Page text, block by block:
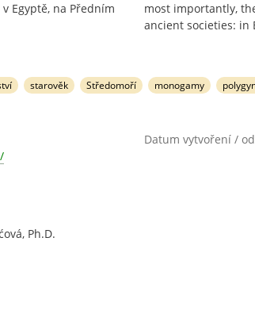
Egyptě, na Předním
most importantly,
ancient societies: in
starověk Středomoří monogamy
Datum vytvoření /
Ph.D.